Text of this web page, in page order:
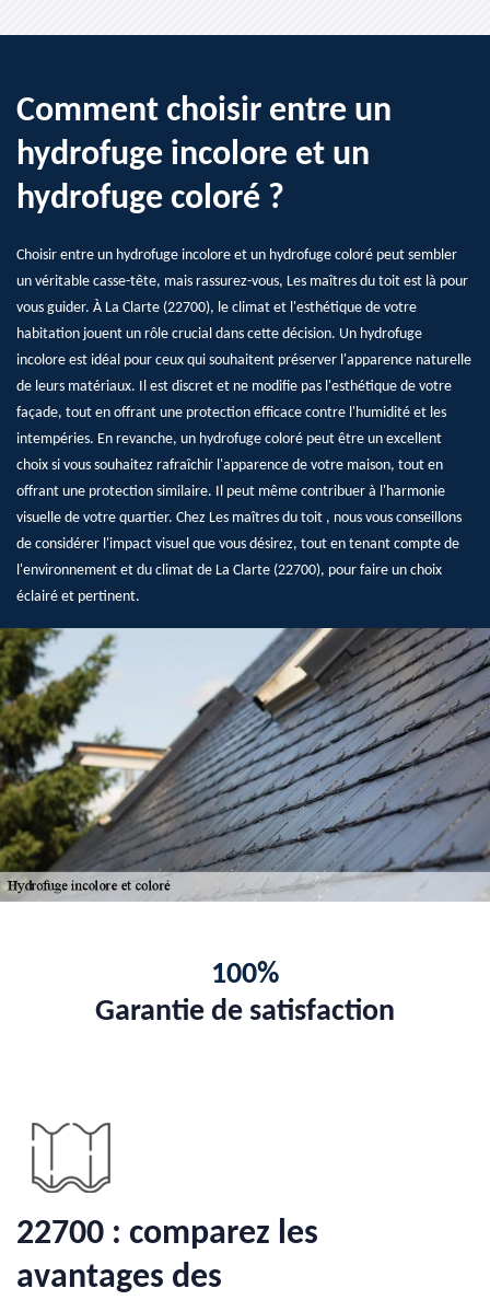
Comment choisir entre un
hydrofuge incolore et un
hydrofuge coloré ?
Choisir entre un hydrofuge incolore et un hydrofuge coloré peut sembler
un véritable casse-tête, mais rassurez-vous, Les maîtres du toit est là pour
vous guider. À La Clarte (22700), le climat et l'esthétique de votre
habitation jouent un rôle crucial dans cette décision. Un hydrofuge
incolore est idéal pour ceux qui souhaitent préserver l'apparence naturelle
de leurs matériaux. Il est discret et ne modifie pas l'esthétique de votre
façade, tout en offrant une protection efficace contre l'humidité et les
intempéries. En revanche, un hydrofuge coloré peut être un excellent
choix si vous souhaitez rafraîchir l'apparence de votre maison, tout en
offrant une protection similaire. Il peut même contribuer à l'harmonie
visuelle de votre quartier. Chez Les maîtres du toit , nous vous conseillons
de considérer l'impact visuel que vous désirez, tout en tenant compte de
l'environnement et du climat de La Clarte (22700), pour faire un choix
éclairé et pertinent.
100%
Garantie de satisfaction
22700 : comparez les
avantages des